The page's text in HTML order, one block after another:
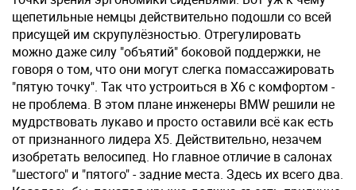
щепетильные немцы действительно подошли со всей
присущей им скрупулёзностью. Отрегулировать
можно даже силу "объятий" боковой поддержки, не
говоря о том, что они могут слегка помассажировать
"пятую точку". Так что устроиться в X6 с комфортом -
не проблема. В этом плане инженеры BMW решили не
мудрствовать лукаво и просто оставили всё как есть
от признанного лидера X5. Действительно, незачем
изобретать велосипед. Но главное отличие в салонах
"шестого" и "пятого" - задние места. Здесь их всего два.